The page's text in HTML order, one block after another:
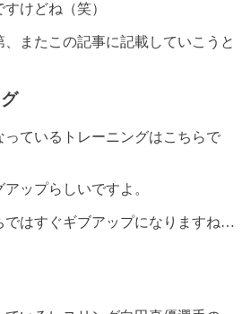
けどね（笑）
またこの記事に記載していこうと
ているトレーニングはこちらで
ップらしいですよ。
ではすぐギブアップになりますね…